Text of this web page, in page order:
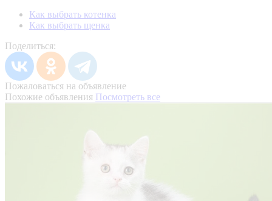
Как выбрать котенка
Как выбрать щенка
Поделиться:
Пожаловаться на объявление
Похожие объявления Посмотреть все